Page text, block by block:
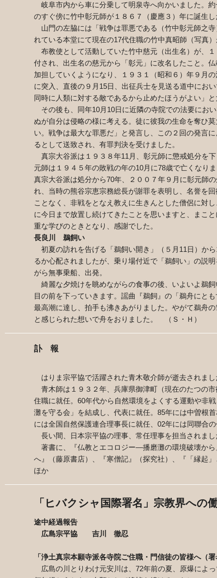
岐阜市内から車に分乗して明泉寺へ向かいました。
のすぐ傍に竹中彰元師が１８６７（慶應３）年に誕生
山門の左脇には「戦争は罪悪である（竹中彰元師之
れている本堂にて現在の17代住職の竹中真昭師（写真
布教使として活動していた竹中慈元（出生名）が、
付され、出生名の慈元から「彰元」に改名したこと。
加担していくようになり、１９３１（昭和６）年９月
に突入、直後の９月 15日、出征兵士を見送る道中にお
同時に人類に対する敵であるから止めたほうがよい」
その後も、同年10月 10日に近隣の寺院での法要にお
ぬが自分は侵略の様に考える。徒に彼我の生命を奪ひ
い。戦争は最大な罪悪だ」と発言し、この２回の発言
るとして送致され、有罪判決を受けました。
真宗大谷派は１９３８年11 月、彰元師に懲戒処分を
元師は１９４５年の敗戦の年の10月に78歳で亡くなり
真宗大谷派は処分から70年、２００７年９月に彰元師
れ、当時の熊谷宗恵宗務総長が謝罪を表明し、名誉を
ことなく、非戦をとなえ教えに生きんとした僧侶に対
に今日まで放置し続けてきたことを思いますと、まこ
重な学びのときとなり、感謝でした。
長良川 鵜飼い
初夏の訪れを告げる「鵜飼い開き」（５月 11日）から
るか心配されましたが、乗り場付近で「鵜飼い」の説
がら無事乗船、出発。
綺麗な夕焼けを眺めながらの食事の後、いよいよ鵜
目の前を下っていきます。謡曲『鵜飼』の「鵜舟にと
最高潮に達し、拍手も沸きあがりました。やがて鵜舟
と感じられた想いで舟をおりました。 （Ｓ・Ｈ）
訃 報
はりま宗平協で活躍された青木敬介師が逝去されまし
青木師は１９３２年、兵庫県御津町（現在のたつの
住職に就任。 60年代から自然環境をよくする運動や非
灘を守る会」を結成し、代表に就任。 85年には中曽根
には全国自然保護連合理事長に就任、 02年には同聯合
長い間、日本宗平協の理事、常任理事を担当されまし
著書に、『仏教とエコロジー―播磨灘の環境破壊か
へ』（藤原書店）、『寒僧記』（探究社）、『「縁起
ほか
「ヒバクシャ国際署名」宗教界への
途中経過報告
広島宗平協 吉川 徹忍
「浄土真宗本願寺派各寺院ご住職・門信徒の皆様へ（
広島の川とりわけ元安川は、 72年前の夏、原爆によ